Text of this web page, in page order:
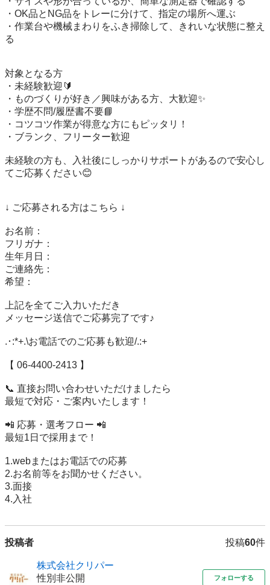
・OK品とNG品をトレーに分けて、指定の場所へ運ぶ
・作業台や機械まわりをふき掃除して、きれいな状態に整え
る
対象となる方
・未経験歓迎🔰
・ものづくりが好き／興味がある方、大歓迎✨
・学歴不問/履歴書不要📘
・コツコツ作業が得意な方にもピッタリ！
・ブランク、フリーター歓迎
未経験の方も、入社後にしっかりサポートがあるので安心し
てご応募ください😊
↓ ご応募される方はこちら ↓
お名前：
フリガナ：
生年月日：
ご連絡先：
希望：
上記を全てご入力いただき
メッセージ送信でご応募完了です♪
.･:*+.\お電話でのご応募も歓迎/.:+
【 06-4400-2413 】
📞 直接お問い合わせいただけましたら
最短で対応・ご案内いたします！
📲 応募・選考フロー 📲
最短1日で採用まで！
1.webまたはお電話での応募
2.お名前等をお聞かせください。
3.面接
4.入社
投稿者 投稿60件
株式会社クリパー
性別非公開
フォローする